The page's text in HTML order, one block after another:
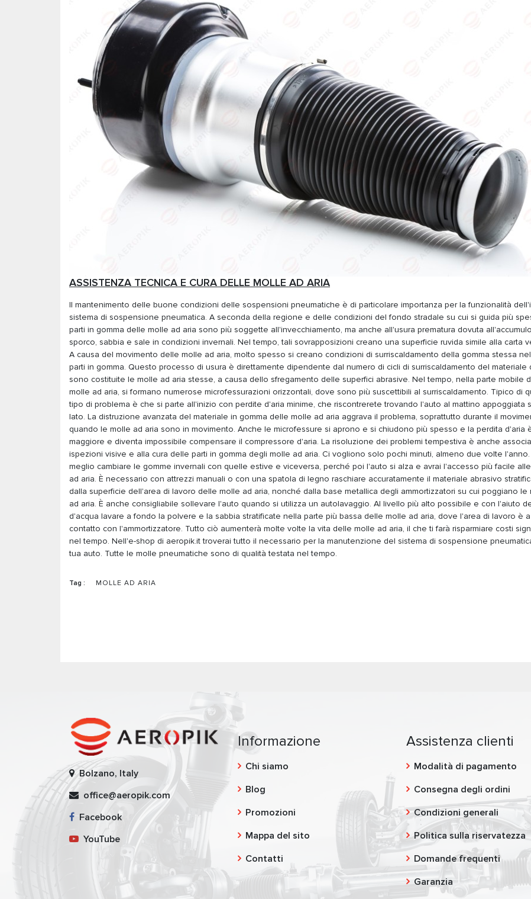
ASSISTENZA TECNICA E CURA DELLE MOLLE AD ARIA
Il mantenimento delle buone condizioni delle sospensioni pneumatiche è di particolare importanza per la funzionalità
sistema di sospensione pneumatica. A seconda della regione e delle condizioni del fondo stradale su cui si guida più
parti in gomma delle molle ad aria sono più soggette all'invecchiamento, ma anche all'usura prematura dovuta
sporco, sabbia e sale in condizioni invernali. Nel tempo, tali sovrapposizioni creano una superficie ruvida simile alla carta
A causa del movimento delle molle ad aria, molto spesso si creano condizioni di surriscaldamento della gomma stessa
parti in gomma. Questo processo di usura è direttamente dipendente dal numero di cicli di surriscaldamento del materiale
sono costituite le molle ad aria stesse, a causa dello sfregamento delle superfici abrasive. Nel tempo, nella parte mobile
molle ad aria, si formano numerose microfessurazioni orizzontali, dove sono più suscettibili al surriscaldamento. Tipico di
tipo di problema è che si parte all'inizio con perdite d'aria minime, che riscontrerete trovando l'auto al mattino appoggiata
lato. La distruzione avanzata del materiale in gomma delle molle ad aria aggrava il problema, soprattutto durante il
quando le molle ad aria sono in movimento. Anche le microfessure si aprono e si chiudono più spesso e la perdita d'aria
maggiore e diventa impossibile compensare il compressore d'aria. La risoluzione dei problemi tempestiva è anche
ispezioni visive e alla cura delle parti in gomma degli molle ad aria. Ci vogliono solo pochi minuti, almeno due volte l'anno.
meglio cambiare le gomme invernali con quelle estive e viceversa, perché poi l'auto si alza e avrai l'accesso più facile
ad aria. È necessario con attrezzi manuali o con una spatola di legno raschiare accuratamente il materiale abrasivo
dalla superficie dell'area di lavoro delle molle ad aria, nonché dalla base metallica degli ammortizzatori su cui poggiano le
ad aria. È anche consigliabile sollevare l'auto quando si utilizza un autolavaggio. Al livello più alto possibile e con l'aiuto
d'acqua lavare a fondo la polvere e la sabbia stratificate nella parte più bassa delle molle ad aria, dove l'area di lavoro è a
contatto con l'ammortizzatore. Tutto ciò aumenterà molte volte la vita delle molle ad aria, il che ti farà risparmiare costi
nel tempo. Nell'e-shop di aeropik.it troverai tutto il necessario per la manutenzione del sistema di sospensione
tua auto. Tutte le molle pneumatiche sono di qualità testata nel tempo.
Tag : MOLLE AD ARIA
Bolzano, Italy
office@aeropik.com
Facebook
YouTube
Informazione
Chi siamo
Blog
Promozioni
Mappa del sito
Contatti
Assistenza clienti
Modalità di pagamento
Consegna degli ordini
Condizioni generali
Politica sulla riservatezza
Domande frequenti
Garanzia